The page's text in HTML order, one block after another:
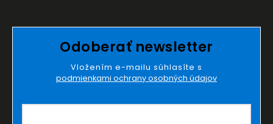
Odoberať newsletter
Vložením e-mailu súhlasíte s
podmienkami ochrany osobných údajov